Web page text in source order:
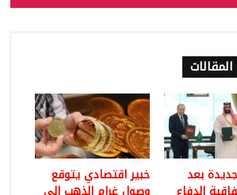
بعد خبير اقتصادي يتوقع